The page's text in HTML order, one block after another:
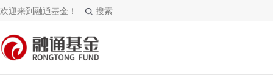
欢迎来到融通基金！ 搜索